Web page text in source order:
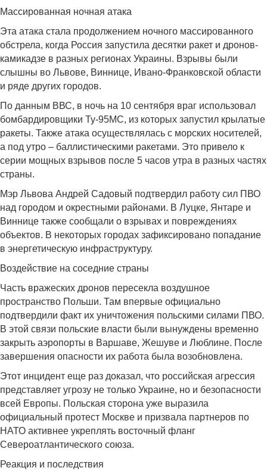
Массированная ночная атака
Эта атака стала продолжением ночного массированного
обстрела, когда Россия запустила десятки ракет и дронов-
камикадзе в разных регионах Украины. Взрывы были
слышны во Львове, Виннице, Ивано-Франковской области
и ряде других городов.
По данным ВВС, в ночь на 10 сентября враг использовал
бомбардировщики Ту-95МС, из которых запустил крылатые
ракеты. Также атака осуществлялась с морских носителей,
а под утро – баллистическими ракетами. Это привело к
серии мощных взрывов после 5 часов утра в разных частях
страны.
Мэр Львова Андрей Садовый подтвердил работу сил ПВО
над городом и окрестными районами. В Луцке, Янтаре и
Виннице также сообщали о взрывах и повреждениях
объектов. В некоторых городах зафиксировано попадание
в энергетическую инфраструктуру.
Воздействие на соседние страны
Часть вражеских дронов пересекла воздушное
пространство Польши. Там впервые официально
подтвердили факт их уничтожения польскими силами ПВО.
В этой связи польские власти были вынуждены временно
закрыть аэропорты в Варшаве, Жешуве и Люблине. После
завершения опасности их работа была возобновлена.
Этот инцидент еще раз доказал, что российская агрессия
представляет угрозу не только Украине, но и безопасности
всей Европы. Польская сторона уже выразила
официальный протест Москве и призвала партнеров по
НАТО активнее укреплять восточный фланг
Североатлантического союза.
Реакция и последствия